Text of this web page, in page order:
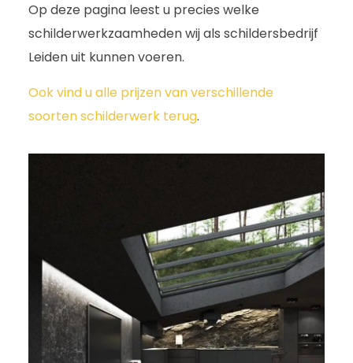
Op deze pagina leest u precies welke
schilderwerkzaamheden wij als schildersbedrijf
Leiden uit kunnen voeren.
Ook vind u alle prijzen van verschillende
soorten schilderwerk terug.